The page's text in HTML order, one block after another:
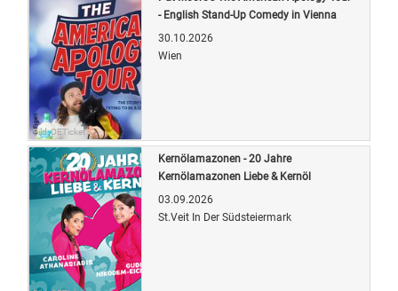
Bild: OETicket
- English Stand-Up Comedy in Vienna
30.10.2026
Wien
Kernölamazonen - 20 Jahre
Kernölamazonen Liebe & Kernöl
03.09.2026
St.Veit In Der Südsteiermark